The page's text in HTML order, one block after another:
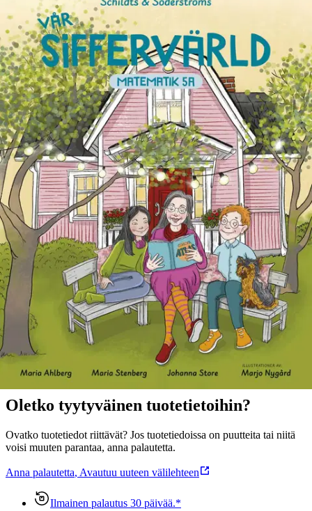
Tuotekuvaus
Vår siffervärld 5A betonar grundfärdigheterna i matematik. Bekanta
element från tidigare är temarutor, Kluring och Träna.
Självutvärderingen Hur bra kan du det här? kvarstår också och har
nu ett facit i elevboken, så eleverna genast vet hur de har lyckats.
Nytt för årskurs fem är att eleverna räknar i ett häfte. I varje kapitel
ingår en lektion med textuppgifter och en lektion där eleverna
använder räknare. I slutet av kapitlen finns en sammanfattning med
det viktigaste innehållet.Differentieringen underlättas av att det finns
tre sidor i varje kapitel, varav de två första är avsedda för alla elever.
Tilläggsuppgifterna på den tredje sidan är nivåmarkerade. Det finns
repetitionsuppgifter i slutet av boken. I Vår siffervärld 5A repeterar
vi de fyra räknesätten och lär oss mer om hur man räknar med bråk
och decimaltal. Vi utvecklar också vårt matematiska tänkande och
vår logiska slutledningsförmåga. Maria Ahlberg, Maria Stenberg och
Johanna Store har skrivit läromedlet. Marjo Nygård har illustrerat.
Näytä lisää tuotekuvausta
Ominaisuudet
Oletko tyytyväinen tuotetietoihin?
Ovatko tuotetiedot riittävät? Jos tuotetiedoissa on puutteita tai niitä
voisi muuten parantaa, anna palautetta.
Anna palautetta, Avautuu uuteen välilehteen
Ilmainen palautus 30 päivää.*